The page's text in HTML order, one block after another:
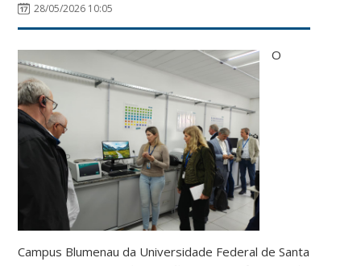
28/05/2026 10:05
O
Campus Blumenau da Universidade Federal de Santa